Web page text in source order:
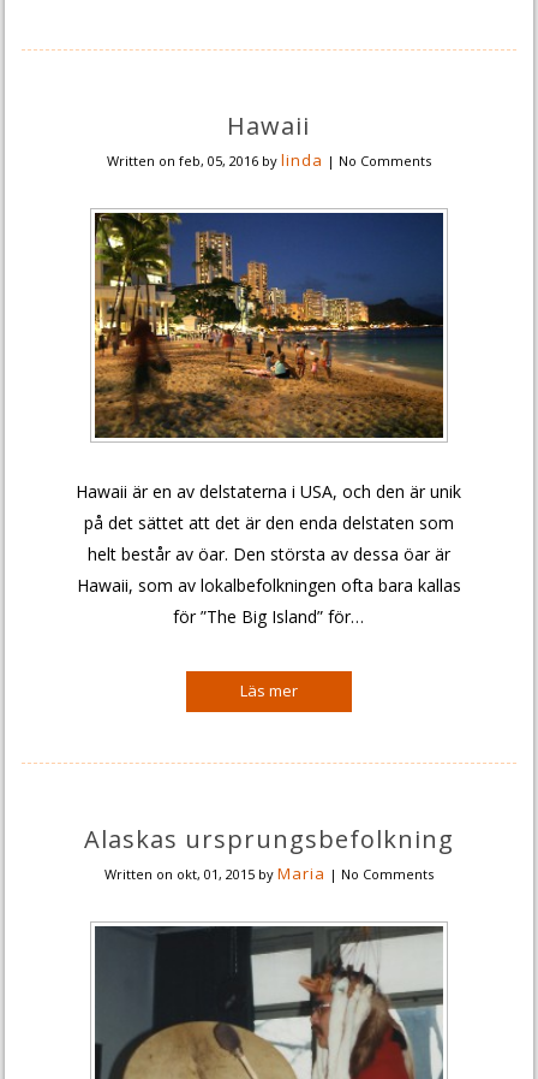
Hawaii
Written on feb, 05, 2016 by linda | No Comments
Hawaii är en av delstaterna i USA, och den är unik
på det sättet att det är den enda delstaten som
helt består av öar. Den största av dessa öar är
Hawaii, som av lokalbefolkningen ofta bara kallas
för ”The Big Island” för…
Alaskas ursprungsbefolkning
Written on okt, 01, 2015 by Maria | No Comments